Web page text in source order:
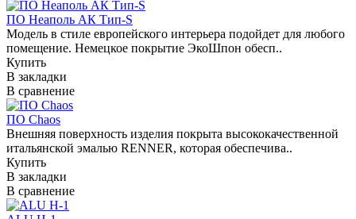
ПО Неаполь АК Тип-S
Модель в стиле европейского интерьера подойдет для любого
помещение. Немецкое покрытие ЭкоШпон обесп..
Купить
В закладки
В сравнение
ПО Chaos
Внешняя поверхность изделия покрыта высококачественной
итальянской эмалью RENNER, которая обеспечива..
Купить
В закладки
В сравнение